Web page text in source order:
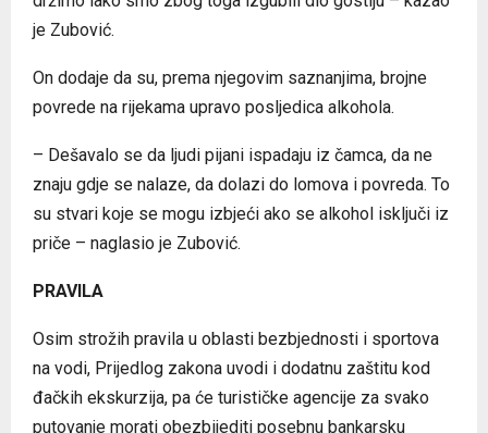
je Zubović.
On dodaje da su, prema njegovim saznanjima, brojne
povrede na rijekama upravo posljedica alkohola.
– Dešavalo se da ljudi pijani ispadaju iz čamca, da ne
znaju gdje se nalaze, da dolazi do lomova i povreda. To
su stvari koje se mogu izbjeći ako se alkohol isključi iz
priče – naglasio je Zubović.
PRAVILA
Osim strožih pravila u oblasti bezbjednosti i sportova
na vodi, Prijedlog zakona uvodi i dodatnu zaštitu kod
đačkih ekskurzija, pa će turističke agencije za svako
putovanje morati obezbijediti posebnu bankarsku